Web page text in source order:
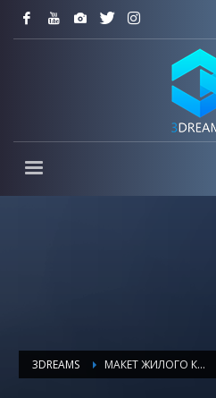
3DREAMS МАКЕТ ЖИЛОГО КОМПЛЕКСА (9)